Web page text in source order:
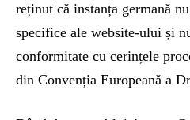
reținut că instanța germană
specifice ale website-ului și
conformitate cu cerințele
din Convenția Europeană a